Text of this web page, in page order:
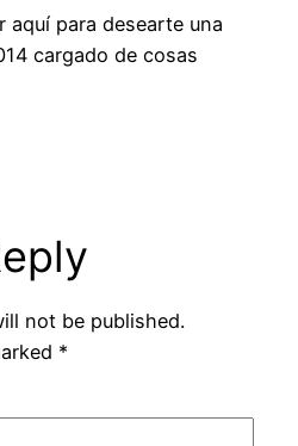
aquí para desearte una
cargado de cosas
not be published.
*